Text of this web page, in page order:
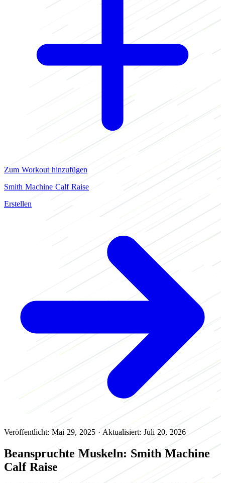
Zum Workout hinzufügen
Smith Machine Calf Raise
Erstellen
Veröffentlicht: Mai 29, 2025 · Aktualisiert: Juli 20, 2026
Beanspruchte Muskeln: Smith Machine
Calf Raise